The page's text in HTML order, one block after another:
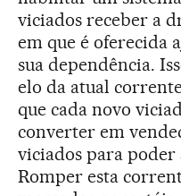
viciados receber a
em que é oferecida
sua dependência.
elo da atual
que cada novo
converter em
viciados para poder
Romper esta